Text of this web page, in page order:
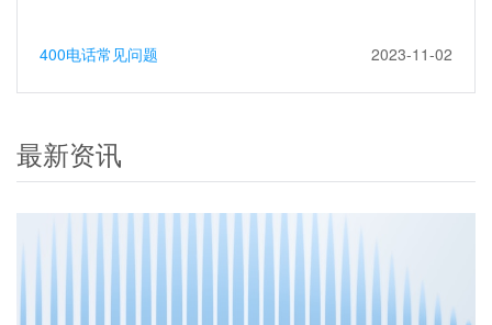
400电话常见问题 2023-11-02
最新资讯